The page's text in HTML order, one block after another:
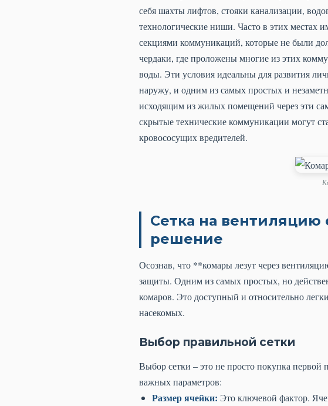
себя шахты лифтов, стояки канализации,
технологические ниши. Часто в этих
секциями коммуникаций, которые не были
чердаки, где проложены многие из этих
воды. Эти условия идеальны для развития
наружу, и одним из самых простых и
исходящим из жилых помещений через эти
скрытые технические коммуникации могут
кровососущих вредителей.
Сетка на вентиляцию
решение
Осознав, что **комары лезут через
защиты. Одним из самых простых, но
комаров. Это доступный и относительно
насекомых.
Выбор правильной сетки
Выбор сетки – это не просто покупка
важных параметров:
Размер ячейки: Это ключевой фактор.